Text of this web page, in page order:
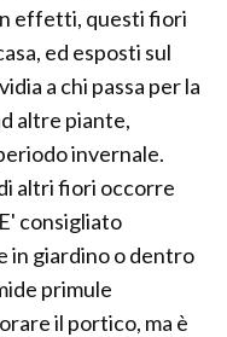
effetti, questi fiori
ed esposti sul
a chi passa per la
altre piante,
invernale.
altri fiori occorre
consigliato
in giardino o dentro
primule
il portico, ma è